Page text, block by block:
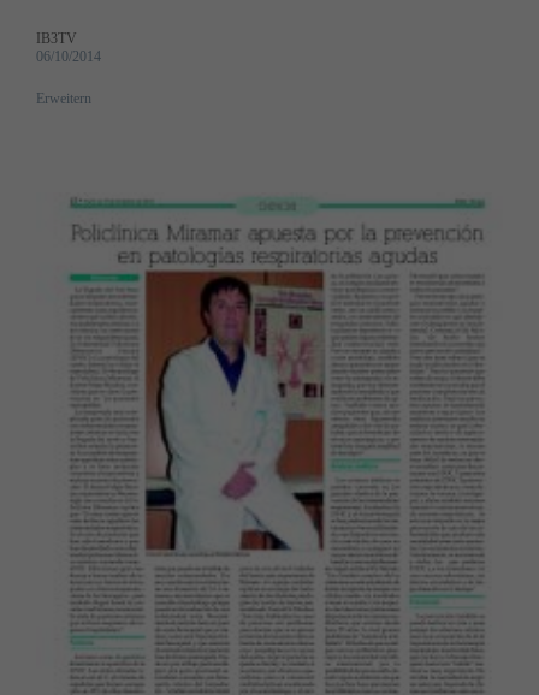
IB3TV
06/10/2014
Erweitern